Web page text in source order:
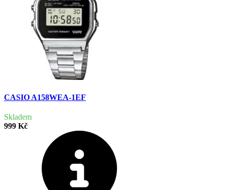
CASIO A158WEA-1EF
Skladem
999 Kč